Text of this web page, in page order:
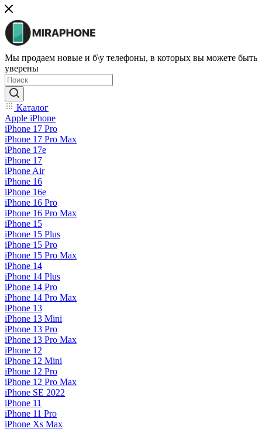
Мы продаем новые и б\у телефоны, в которых вы можете быть
уверены
Каталог
Apple iPhone
iPhone 17 Pro
iPhone 17 Pro Max
iPhone 17e
iPhone 17
iPhone Air
iPhone 16
iPhone 16e
iPhone 16 Pro
iPhone 16 Pro Max
iPhone 15
iPhone 15 Plus
iPhone 15 Pro
iPhone 15 Pro Max
iPhone 14
iPhone 14 Plus
iPhone 14 Pro
iPhone 14 Pro Max
iPhone 13
iPhone 13 Mini
iPhone 13 Pro
iPhone 13 Pro Max
iPhone 12
iPhone 12 Mini
iPhone 12 Pro
iPhone 12 Pro Max
iPhone SE 2022
iPhone 11
iPhone 11 Pro
iPhone Xs Max